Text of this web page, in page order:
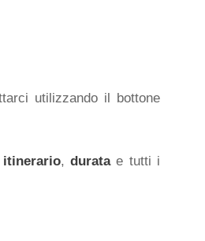
utilizzando il bottone
itinerario, duratae tutti i